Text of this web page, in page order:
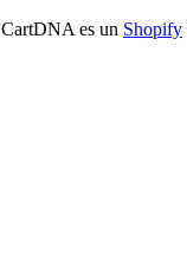
CartDNA es un Shopify